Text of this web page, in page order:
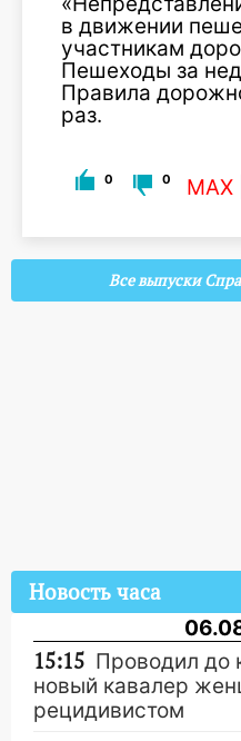
в движении
участникам
Пешеходы за
Правила
раз.
0 0 MAX
Все выпуски
Новость часа
15:15 Проводил до
новый кавалер
рецидивистом